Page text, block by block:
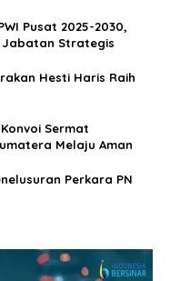
Pusat 2025-2030,
Jabatan Strategis
Hesti Haris Raih
Sermat
Melaju Aman
Perkara PN